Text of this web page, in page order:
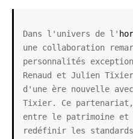
Dans l'univers de l'
une collaboration
personnalités
Renaud et Julien
d'une ère nouvelle
Tixier. Ce partenariat,
entre le patrimoine et
redéfinir les